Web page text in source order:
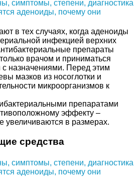
в тех случаях, когда аденоиды
инфекцией верхних
препараты
врачом и приниматься
с назначениями. Перед этим
мазков из носоглотки и
микроорганизмов к
препаратами
эффекту –
в размерах.
средства